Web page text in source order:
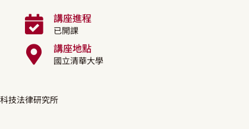
講座進程
已開課
講座地點
國立清華大學
技法律研究所